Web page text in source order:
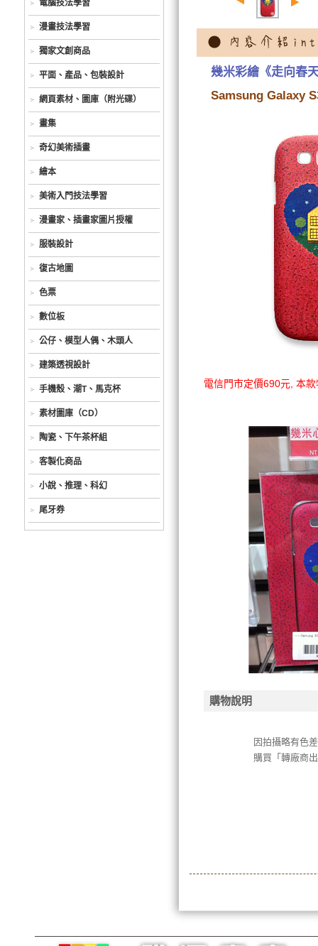
電腦技法學習
漫畫技法學習
獨家文創商品
平面、產品、包裝設計
網頁素材、圖庫（附光碟）
畫集
奇幻美術插畫
繪本
美術入門技法學習
漫畫家、插畫家圖片授權
服裝設計
復古地圖
色票
數位板
公仔、模型人偶、木頭人
建築透視設計
手機殼、潮T、馬克杯
素材圖庫（CD）
陶瓷、下午茶杯組
客製化商品
小說、推理、科幻
尾牙券
幾米彩繪《走向春
Samsung Galaxy
電信門市定價690元, 本
購物說明
因拍攝略有色
購買「轉廠商